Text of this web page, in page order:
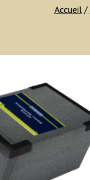
Accueil/